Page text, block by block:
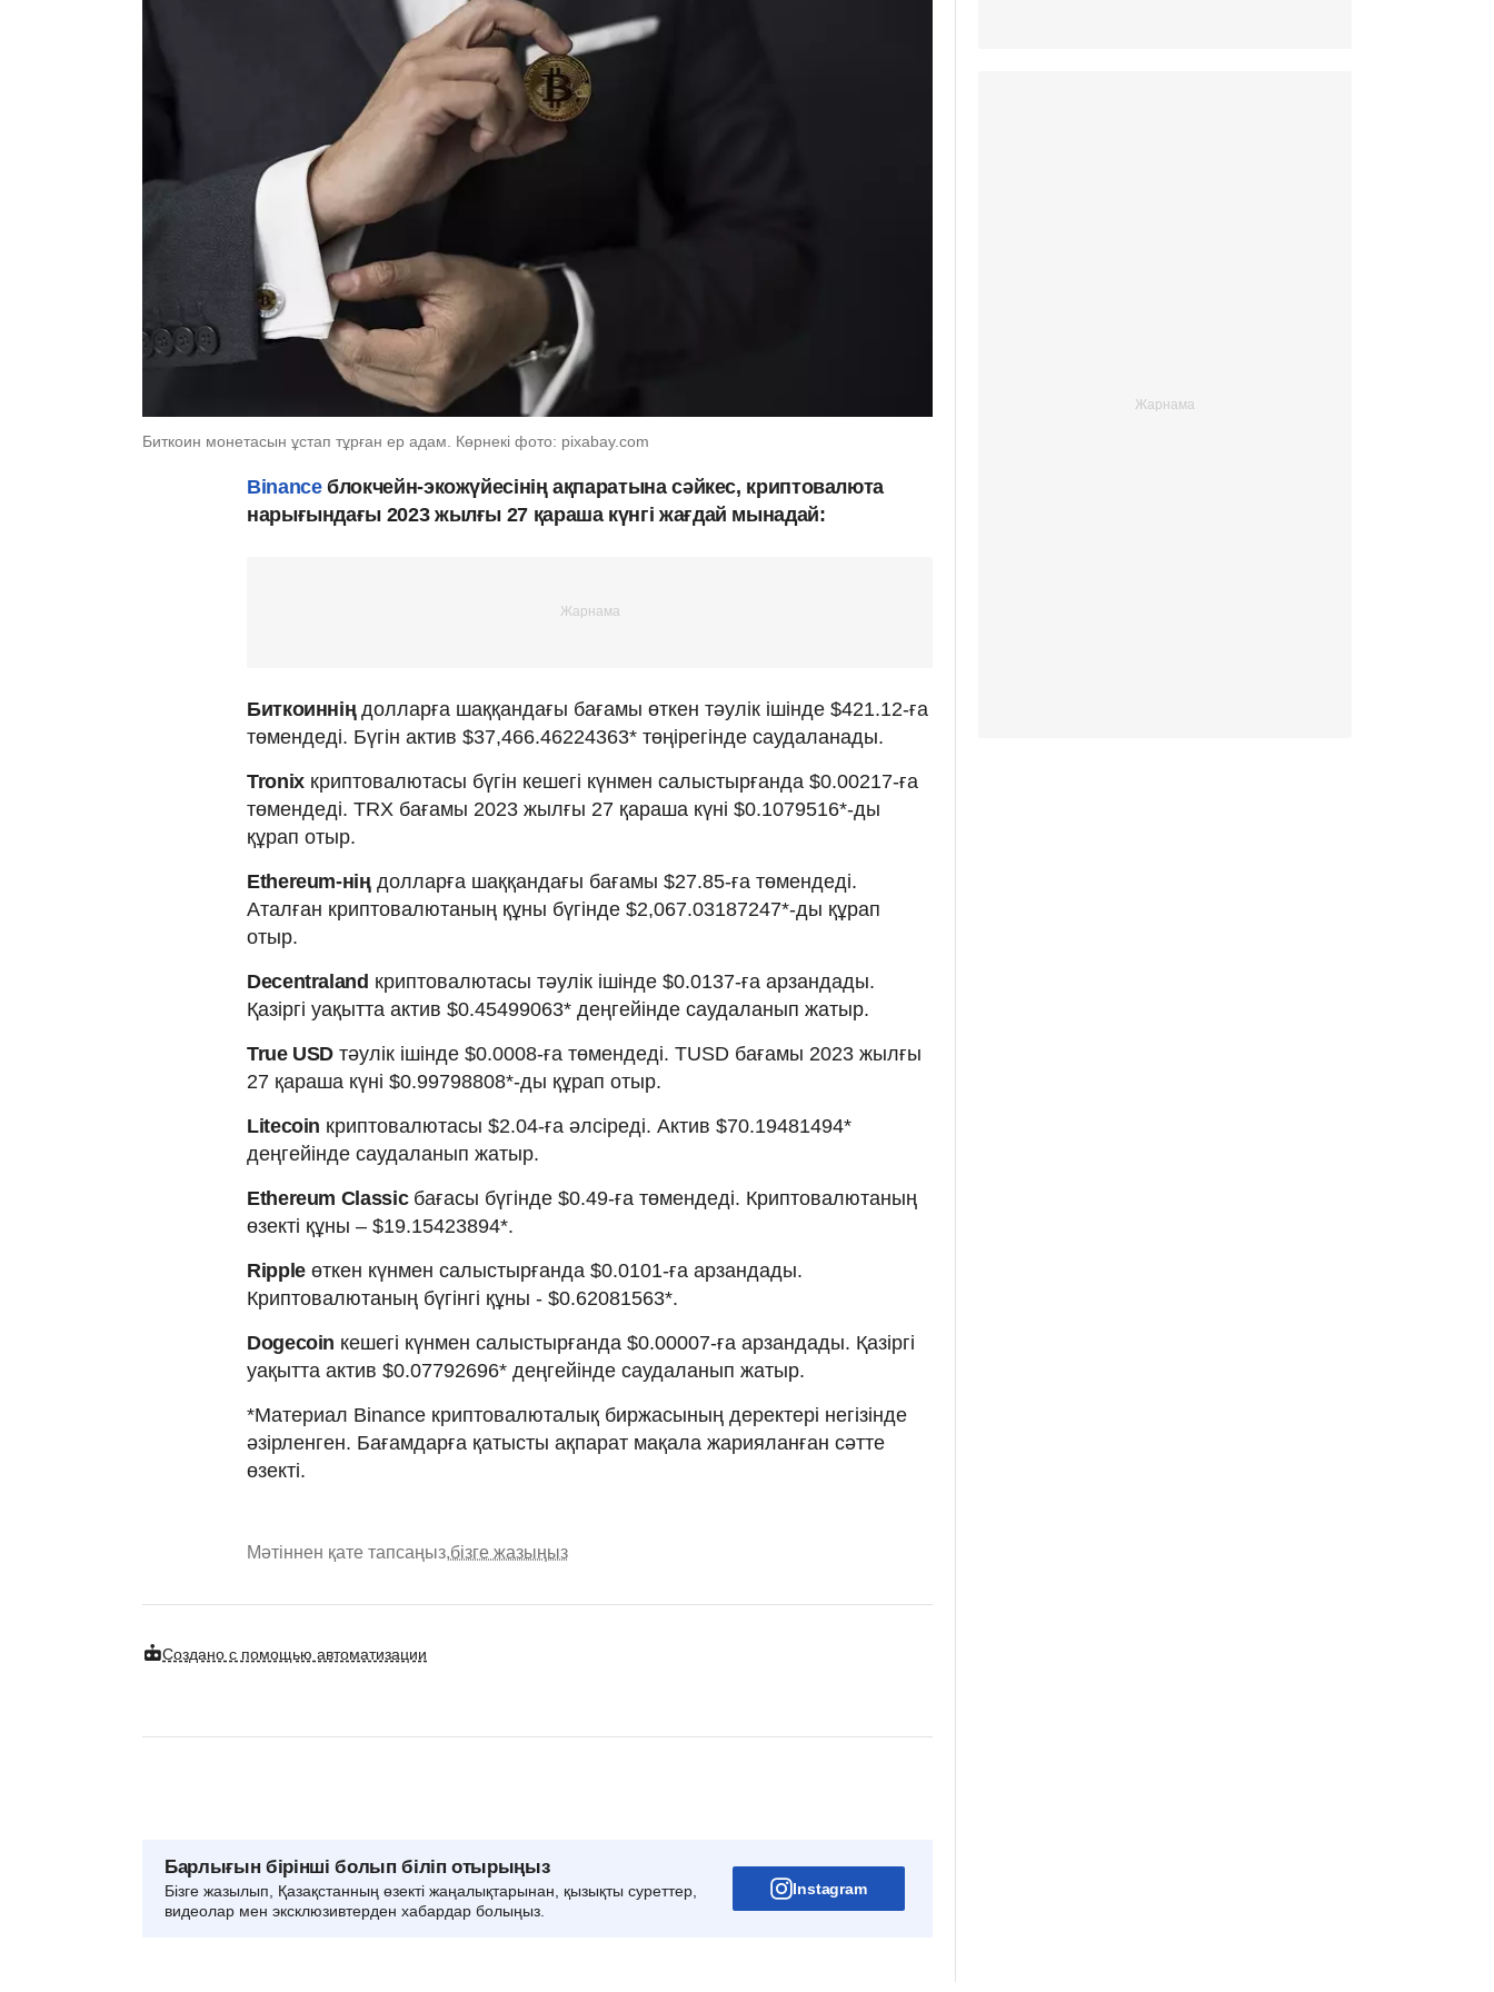
Биткоин монетасын ұстап тұрған ер адам. Көрнекі фото: pixabay.com
Binanceблокчейн-экожүйесінің ақпаратына сәйкес, криптовалюта
нарығындағы 2023 жылғы 27 қараша күнгі жағдай мынадай:
Биткоинніңдолларға шаққандағы бағамы өткен тәулік ішінде $421.12-ға
төмендеді. Бүгін актив $37,466.46224363* төңірегінде саудаланады.
Tronixкриптовалютасы бүгін кешегі күнмен салыстырғанда $0.00217-ға
төмендеді. TRX бағамы 2023 жылғы 27 қараша күні $0.1079516*-ды
құрап отыр.
Ethereum-ніңдолларға шаққандағы бағамы $27.85-ға төмендеді.
Аталған криптовалютаның құны бүгінде $2,067.03187247*-ды құрап
отыр.
Decentraland криптовалютасы тәулік ішінде $0.0137-ға арзандады.
Қазіргі уақытта актив $0.45499063* деңгейінде саудаланып жатыр.
True USD тәулік ішінде $0.0008-ға төмендеді. TUSD бағамы 2023 жылғы
27 қараша күні $0.99798808*-ды құрап отыр.
Litecoin криптовалютасы $2.04-ға әлсіреді. Актив $70.19481494*
деңгейінде саудаланып жатыр.
Ethereum Classicбағасы бүгінде $0.49-ға төмендеді. Криптовалютаның
өзекті құны – $19.15423894*.
Rippleөткен күнмен салыстырғанда $0.0101-ға арзандады.
Криптовалютаның бүгінгі құны - $0.62081563*.
Dogecoin кешегі күнмен салыстырғанда $0.00007-ға арзандады. Қазіргі
уақытта актив $0.07792696* деңгейінде саудаланып жатыр.
*Материал Binance криптовалюталық биржасының деректері негізінде
әзірленген. Бағамдарға қатысты ақпарат мақала жарияланған сәтте
өзекті.
Мәтіннен қате тапсаңыз,бізге жазыңыз
Создано с помощью автоматизации
Барлығын бірінші болып біліп отырыңыз
Бізге жазылып, Қазақстанның өзекті жаңалықтарынан, қызықты суреттер,
видеолар мен эксклюзивтерден хабардар болыңыз.
Instagram